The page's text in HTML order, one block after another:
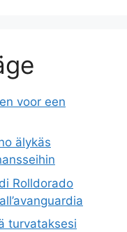
voor een
älykäs
Rolldorado
turvataksesi